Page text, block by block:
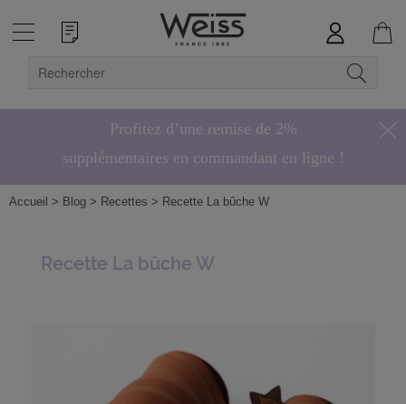
Profitez d’une remise de 2%
supplémentaires en commandant en ligne !
Hors bonbons de chocolat
Accueil > Blog > Recettes > Recette La bûche W
Recette La bûche W